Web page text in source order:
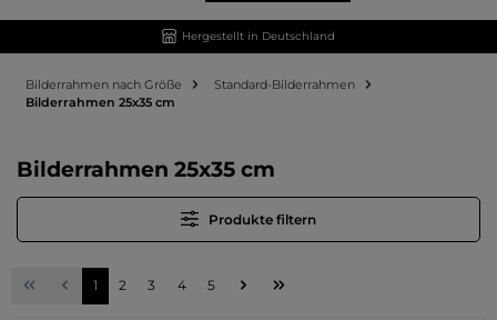
Hergestellt in Deutschland
Bilderrahmen nach Größe
Standard-Bilderrahmen
Bilderrahmen 25x35 cm
Bilderrahmen 25x35 cm
Produkte filtern
Seite
1 Seite
2 Seite
3 Seite
4 Seite
5